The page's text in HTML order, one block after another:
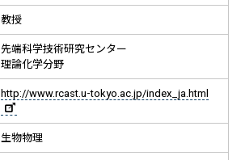
教授
先端科学技術研究センター
理論化学分野
http://www.rcast.u-tokyo.ac.jp/index_ja.html
生物物理